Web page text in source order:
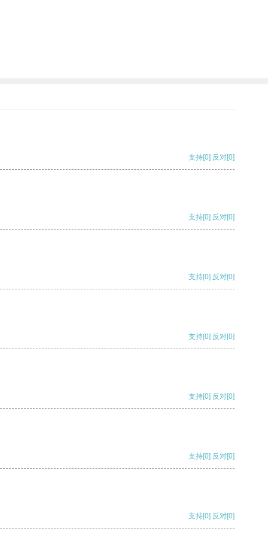
支持[0] 反对[0]
支持[0] 反对[0]
支持[0] 反对[0]
支持[0] 反对[0]
支持[0] 反对[0]
支持[0] 反对[0]
支持[0] 反对[0]